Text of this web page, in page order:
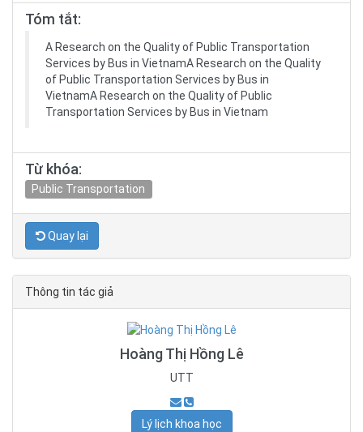
Tóm tắt:
A Research on the Quality of Public Transportation
Services by Bus in VietnamA Research on the Quality
of Public Transportation Services by Bus in
VietnamA Research on the Quality of Public
Transportation Services by Bus in Vietnam
Từ khóa:
Public Transportation
Quay lại
Thông tin tác giả
Hoàng Thị Hồng Lê
UTT
Lý lịch khoa học